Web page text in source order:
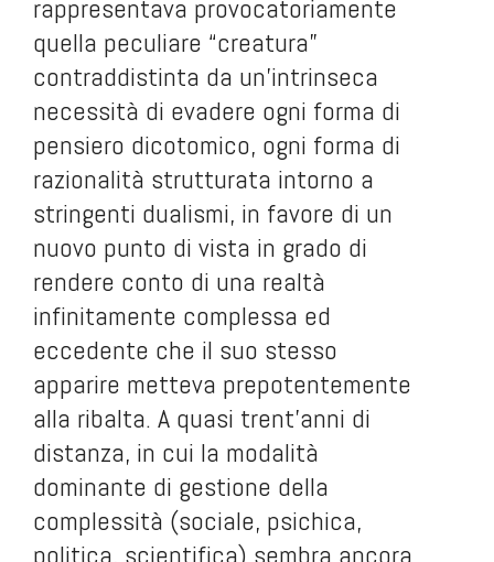
rappresentava provocatoriamente
quella peculiare “creatura”
contraddistinta da un’intrinseca
necessità di evadere ogni forma di
pensiero dicotomico, ogni forma di
razionalità strutturata intorno a
stringenti dualismi, in favore di un
nuovo punto di vista in grado di
rendere conto di una realtà
infinitamente complessa ed
eccedente che il suo stesso
apparire metteva prepotentemente
alla ribalta. A quasi trent’anni di
distanza, in cui la modalità
dominante di gestione della
complessità (sociale, psichica,
politica, scientifica) sembra ancora